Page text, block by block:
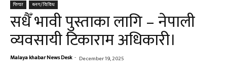
फिचर ब्लग/विविध
सधैँ भावी पुस्ताका लागि – नेपाली
व्यवसायी टिकाराम अधिकारी।
Malaya khabar News Desk - December 19, 2025